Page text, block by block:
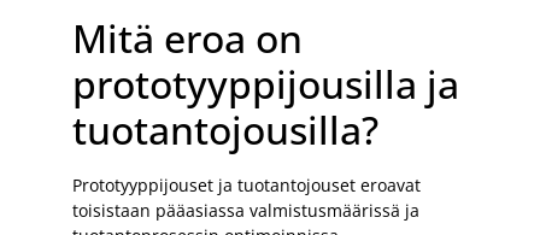
Mitä eroa on
prototyyppijousilla ja
tuotantojousilla?
Prototyyppijouset ja tuotantojouset eroavat
toisistaan pääasiassa valmistusmäärissä ja